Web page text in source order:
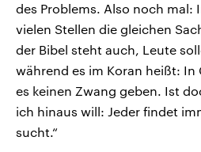
des Problems. Also noch mal:
vielen Stellen die gleichen
der Bibel steht auch, Leute
während es im Koran heißt:
es keinen Zwang geben. Ist
ich hinaus will: Jeder findet
sucht.“